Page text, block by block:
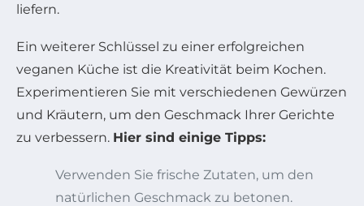
liefern.
Ein weiterer Schlüssel zu einer erfolgreichen
veganen Küche ist die Kreativität beim Kochen.
Experimentieren Sie mit verschiedenen Gewürzen
und Kräutern, um den Geschmack Ihrer Gerichte
zu verbessern. Hier sind einige Tipps:
Verwenden Sie frische Zutaten, um den
natürlichen Geschmack zu betonen.